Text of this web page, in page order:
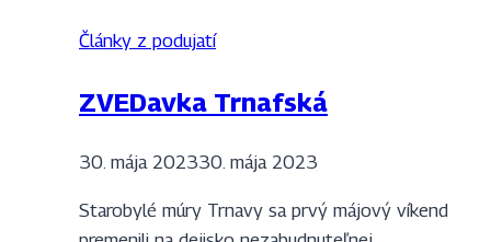
Články z podujatí
ZVEDavka Trnafská
30. mája 202330. mája 2023
Starobylé múry Trnavy sa prvý májový víkend